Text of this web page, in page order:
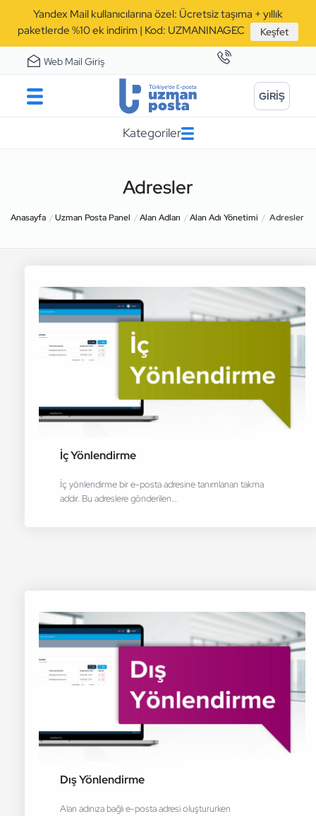
Yandex Mail kullanıcılarına özel: Ücretsiz taşıma + yıllık
paketlerde %10 ek indirim | Kod: UZMANINAGEC
Keşfet
Web Mail Giriş
GİRİŞ
Kategoriler
Adresler
Anasayfa Uzman Posta Panel Alan Adları Alan Adı Yönetimi Adresler
İç Yönlendirme
İç yönlendirme bir e-posta adresine tanımlanan takma
addır. Bu adreslere gönderilen…
Dış Yönlendirme
Alan adınıza bağlı e-posta adresi oluştururken